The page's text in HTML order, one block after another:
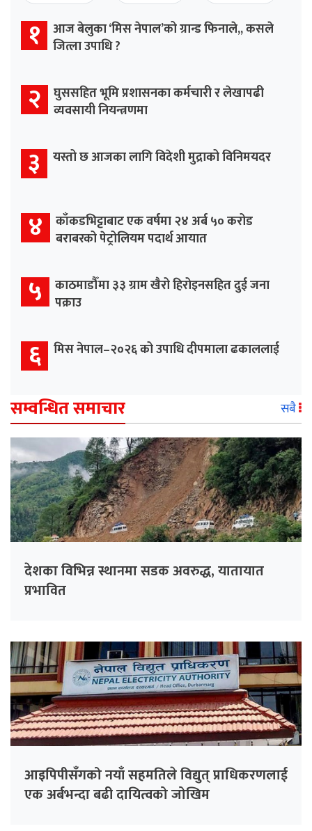
१ आज बेलुका ‘मिस नेपाल’को ग्रान्ड फिनाले,, कसले
जित्ला उपाधि ?
२ घुससहित भूमि प्रशासनका कर्मचारी र लेखापढी
व्यवसायी नियन्त्रणमा
३ यस्तो छ आजका लागि विदेशी मुद्राको विनिमयदर
४ काँकडभिट्टाबाट एक वर्षमा २४ अर्ब ५० करोड
बराबरको पेट्रोलियम पदार्थ आयात
५ काठमाडौँमा ३३ ग्राम खैरो हिरोइनसहित दुई जना
पक्राउ
६ मिस नेपाल–२०२६ को उपाधि दीपमाला ढकाललाई
सम्वन्धित समाचार सबै
देशका विभिन्न स्थानमा सडक अवरुद्ध, यातायात
प्रभावित
आइपिपीसँगको नयाँ सहमतिले विद्युत् प्राधिकरणलाई
एक अर्बभन्दा बढी दायित्वको जोखिम